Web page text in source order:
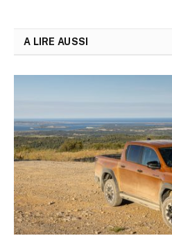
A LIRE AUSSI